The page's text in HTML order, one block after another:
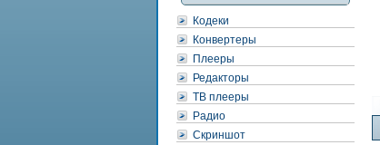
Кодеки
Конвертеры
Плееры
Редакторы
ТВ плееры
Радио
Скриншот